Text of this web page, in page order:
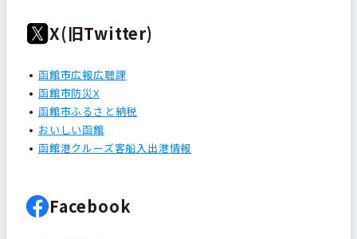
X(旧Twitter)
函館市広報広聴課
函館市防災X
函館市ふるさと納税
おいしい函館
函館港クルーズ客船入出港情報
Facebook